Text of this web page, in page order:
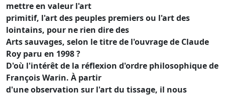
mettre en valeur l'art
primitif, l'art des peuples premiers ou l'art des
lointains, pour ne rien dire des
Arts sauvages, selon le titre de l'ouvrage de Claude
Roy paru en 1998 ?
D'où l'intérêt de la réflexion d'ordre philosophique de
François Warin. À partir
d'une observation sur l'art du tissage, il nous